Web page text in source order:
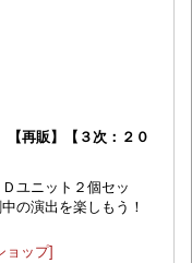
再販】【３次：２０
ユニット２個セッ
の演出を楽しもう！
ョップ]